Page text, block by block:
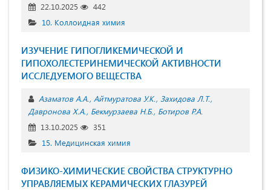
22.10.2025
442
10. Коллоидная химия
ИЗУЧЕНИЕ ГИПОГЛИКЕМИЧЕСКОЙ И
ГИПОХОЛЕСТЕРИНЕМИЧЕСКОЙ АКТИВНОСТИ
ИССЛЕДУЕМОГО ВЕЩЕСТВА
Азаматов А.А. Айтмуратова У.К. Захидова Л.Т.
Давронова Х.А. Бекмурзаева Н.Б. Ботиров Р.А.
13.10.2025
351
15. Медицинская химия
ФИЗИКО-ХИМИЧЕСКИЕ СВОЙСТВА СТРУКТУРНО
УПРАВЛЯЕМЫХ КЕРАМИЧЕСКИХ ГЛАЗУРЕЙ